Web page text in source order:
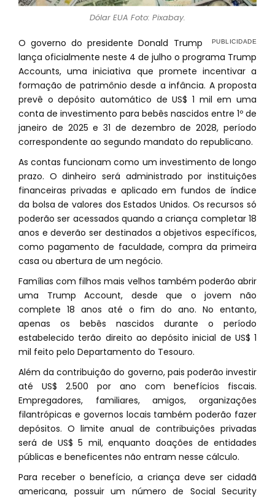
Dólar EUA Foto: Pixabay.
O governo do presidente Donald Trump
lança oficialmente neste 4 de julho o programa Trump
Accounts, uma iniciativa que promete incentivar a
formação de patrimônio desde a infância. A proposta
prevê o depósito automático de US$ 1 mil em uma
conta de investimento para bebês nascidos entre 1º de
janeiro de 2025 e 31 de dezembro de 2028, período
correspondente ao segundo mandato do republicano.
As contas funcionam como um investimento de longo
prazo. O dinheiro será administrado por instituições
financeiras privadas e aplicado em fundos de índice
da bolsa de valores dos Estados Unidos. Os recursos só
poderão ser acessados quando a criança completar 18
anos e deverão ser destinados a objetivos específicos,
como pagamento de faculdade, compra da primeira
casa ou abertura de um negócio.
Famílias com filhos mais velhos também poderão abrir
uma Trump Account, desde que o jovem não
complete 18 anos até o fim do ano. No entanto,
apenas os bebês nascidos durante o período
estabelecido terão direito ao depósito inicial de US$ 1
mil feito pelo Departamento do Tesouro.
Além da contribuição do governo, pais poderão investir
até US$ 2.500 por ano com benefícios fiscais.
Empregadores, familiares, amigos, organizações
filantrópicas e governos locais também poderão fazer
depósitos. O limite anual de contribuições privadas
será de US$ 5 mil, enquanto doações de entidades
públicas e beneficentes não entram nesse cálculo.
Para receber o benefício, a criança deve ser cidadã
americana, possuir um número de Social Security